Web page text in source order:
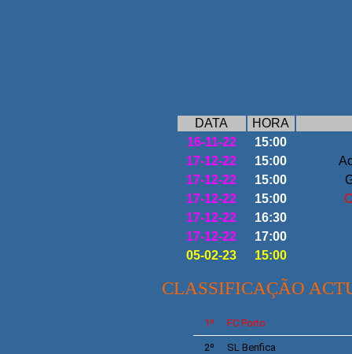
DATA
HORA
16-11-22
15:00
17-12-22
15:00
17-12-22
15:00
17-12-22
15:00
17-12-22
16:30
17-12-22
17:00
05-02-23
15:00
CLASSIFICAÇÃO
1º FC Porto
2º SL Benfica